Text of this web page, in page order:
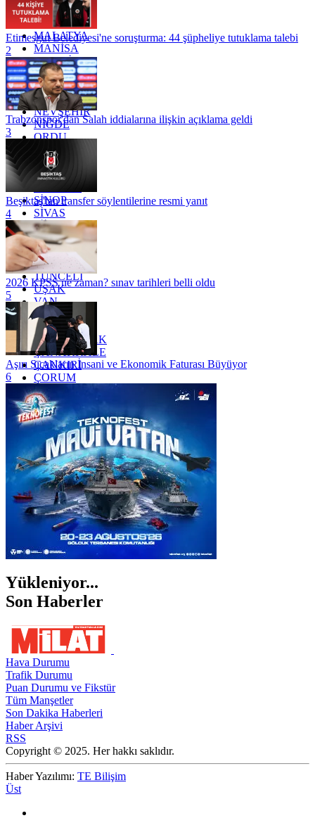
KÜTAHYA
KİLİS
MALATYA
MANİSA
MARDİN
MERSİN
MUĞLA
MUŞ
NEVŞEHİR
NİĞDE
ORDU
OSMANİYE
RİZE
SAKARYA
SİNOP
SİVAS
SİİRT
TEKİRDAĞ
TOKAT
TRABZON
TUNCELİ
UŞAK
VAN
YALOVA
YOZGAT
ZONGULDAK
ÇANAKKALE
ÇANKIRI
ÇORUM
İSTANBUL
İZMİR
ŞANLIURFA
ŞIRNAK
Etimesgut Belediyesi'ne soruşturma: 44 şüpheliye tutuklama talebi
2
Trabzonspor'dan Salah iddialarına ilişkin açıklama geldi
3
Beşiktaş'tan transfer söylentilerine resmi yanıt
4
2026 KPSS ne zaman? sınav tarihleri belli oldu
5
Aşırı Sıcakların İnsani ve Ekonomik Faturası Büyüyor
6
Yükleniyor...
Son Haberler
Hava Durumu
Trafik Durumu
Puan Durumu ve Fikstür
Tüm Manşetler
Son Dakika Haberleri
Haber Arşivi
RSS
Copyright © 2025. Her hakkı saklıdır.
Haber Yazılımı: TE Bilişim
Üst